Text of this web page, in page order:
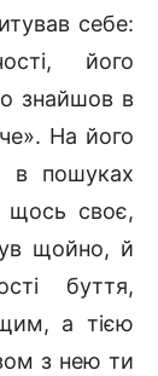
себе:
його
знайшов в
На його
в пошуках
щось своє,
щойно, й
буття,
а тією
з нею ти